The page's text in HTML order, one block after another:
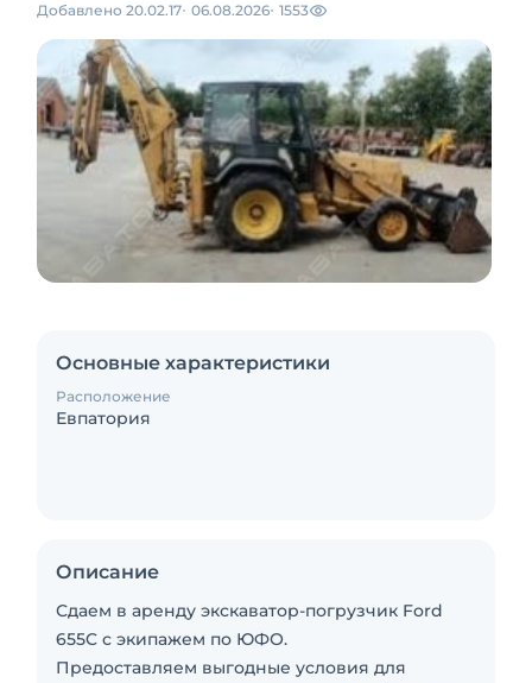
Добавлено 20.02.17 06.08.2026 1553
Основные характеристики
Расположение
Евпатория
Описание
Сдаем в аренду экскаватор-погрузчик Ford
655C с экипажем по ЮФО.
Предоставляем выгодные условия для